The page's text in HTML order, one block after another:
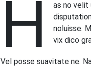
H
as no velit
noluisse.
vix dico
Vel posse suavitate ne.